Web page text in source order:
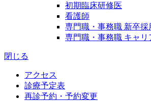
初期臨床研修医
看護師
専門職・事務職 新卒採
専門職・事務職 キャリ
閉じる
アクセス
診療予定表
再診予約・予約変更